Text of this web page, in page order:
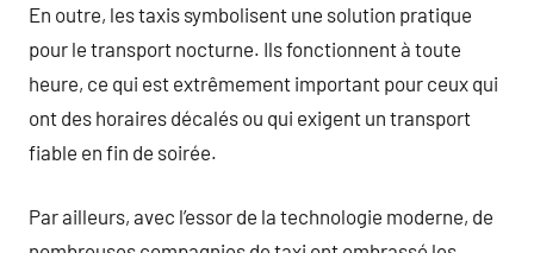
En outre, les taxis symbolisent une solution pratique
pour le transport nocturne. Ils fonctionnent à toute
heure, ce qui est extrêmement important pour ceux qui
ont des horaires décalés ou qui exigent un transport
fiable en fin de soirée.
Par ailleurs, avec l’essor de la technologie moderne, de